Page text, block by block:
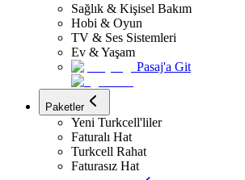
Sağlık & Kişisel Bakım
Hobi & Oyun
TV & Ses Sistemleri
Ev & Yaşam
Pasaj'a Git
Paketler
Yeni Turkcell'liler
Faturalı Hat
Turkcell Rahat
Faturasız Hat